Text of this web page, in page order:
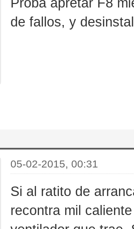
de fallos, y
05-02-2015, 00:31
Si al ratito de
recontra mil